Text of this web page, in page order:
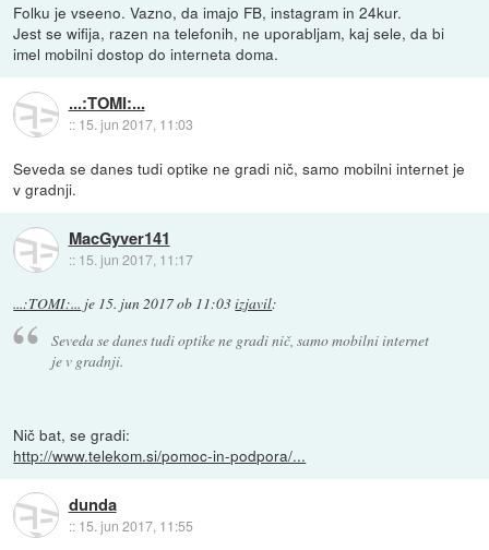
Folku je vseeno. Vazno, da imajo FB, instagram in 24kur.
Jest se wifija, razen na telefonih, ne uporabljam, kaj sele, da bi
imel mobilni dostop do interneta doma.
...:TOMI:...
:: 15. jun 2017, 11:03
Seveda se danes tudi optike ne gradi nič, samo mobilni internet je
v gradnji.
MacGyver141
:: 15. jun 2017, 11:17
...:TOMI:... je 15. jun 2017 ob 11:03izjavil:
Seveda se danes tudi optike ne gradi nič, samo mobilni internet
je v gradnji.
Nič bat, se gradi:
http://www.telekom.si/pomoc-in-podpora/...
dunda
:: 15. jun 2017, 11:55